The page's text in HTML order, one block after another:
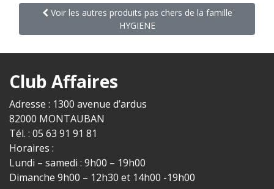
Voir les autres produits pas chers de la famille
HYGIENE
Club Affaires
Adresse : 1300 avenue d’ardus
82000 MONTAUBAN
Tél. : 05 63 91 91 81
Horaires :
Lundi – samedi : 9h00 – 19h00
Dimanche 9h00 – 12h30 et 14h00 -19h00